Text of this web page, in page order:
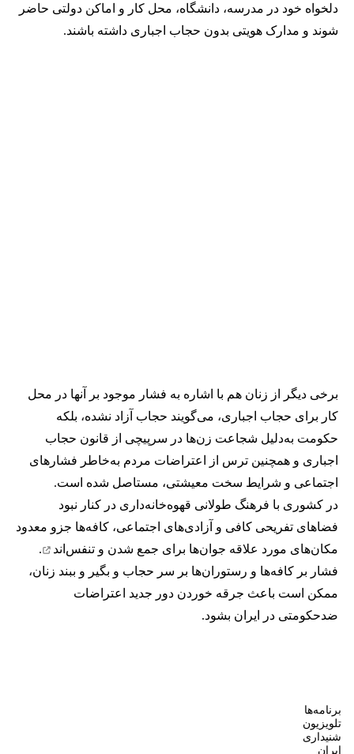
دلخواه خود در مدرسه، دانشگاه، محل کار و اماکن دولتی حاضر
شوند و مدارک هویتی بدون حجاب اجباری داشته باشند.
برخی دیگر از زنان هم با اشاره به فشار موجود بر آنها در محل
کار برای حجاب اجباری، می‌گویند حجاب آزاد نشده، بلکه
حکومت به‌دلیل شجاعت زن‌ها در سرپیچی از قانون حجاب
اجباری و همچنین ترس از اعتراضات مردم به‌خاطر فشارهای
اجتماعی و شرایط سخت معیشتی، مستاصل شده است.
در کشوری با فرهنگ طولانی قهوه‌‌خانه‌داری در کنار نبود
فضاهای تفریحی کافی و آزادی‌های اجتماعی، کافه‌ها جزو معدود
مکان‌های مورد علاقه جوان‌ها برای جمع شدن و تنفس‌اند
.
فشار بر کافه‌ها و رستوران‌ها بر سر حجاب و بگیر و ببند زنان،
ممکن است باعث جرقه خوردن دور جدید اعتراضات
ضدحکومتی در ایران بشود.
برنامه‌ها
تلویزیون
شنیداری
ایران